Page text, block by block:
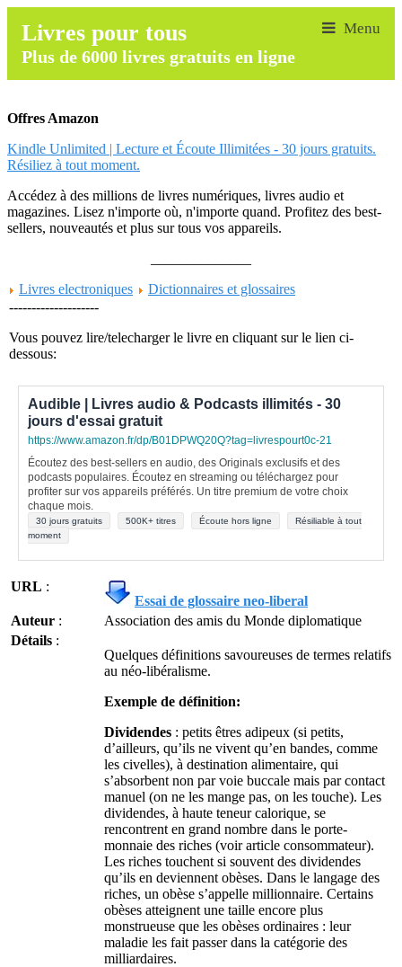
Livres pour tous
Plus de 6000 livres gratuits en ligne
Offres Amazon
Kindle Unlimited | Lecture et Écoute Illimitées - 30 jours gratuits.
Résiliez à tout moment.
Accédez à des millions de livres numériques, livres audio et
magazines. Lisez n'importe où, n'importe quand. Profitez des best-
sellers, nouveautés et plus sur tous vos appareils.
Livres electroniques
Dictionnaires et glossaires
--------------------
Vous pouvez lire/telecharger le livre en cliquant sur le lien ci-
dessous:
Audible | Livres audio & Podcasts illimités - 30
jours d'essai gratuit
https://www.amazon.fr/dp/B01DPWQ20Q?tag=livrespourt0c-21
Écoutez des best-sellers en audio, des Originals exclusifs et des
podcasts populaires. Écoutez en streaming ou téléchargez pour
profiter sur vos appareils préférés. Un titre premium de votre choix
chaque mois.
30 jours gratuits 500K+ titres Écoute hors ligne
Résiliable à tout
moment
URL :
Essai de glossaire neo-liberal
Auteur :
Association des amis du Monde diplomatique
Détails :
Quelques définitions savoureuses de termes relatifs
au néo-libéralisme.
Exemple de définition:
Dividendes : petits êtres adipeux (si petits,
d’ailleurs, qu’ils ne vivent qu’en bandes, comme
les civelles), à destination alimentaire, qui
s’absorbent non par voie buccale mais par contact
manuel (on ne les mange pas, on les touche). Les
dividendes, à haute teneur calorique, se
rencontrent en grand nombre dans le porte-
monnaie des riches (voir article consommateur).
Les riches touchent si souvent des dividendes
qu’ils en deviennent obèses. Dans le langage des
riches, un obèse s’appelle millionnaire. Certains
obèses atteignent une taille encore plus
monstrueuse que les obèses ordinaires : leur
maladie les fait passer dans la catégorie des
milliardaires.